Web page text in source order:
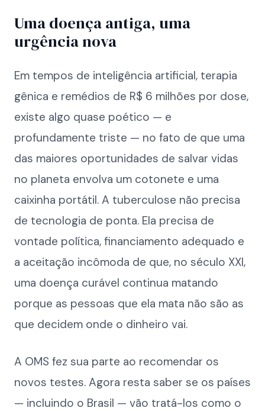
Uma doença antiga, uma
urgência nova
Em tempos de inteligência artificial, terapia
gênica e remédios de R$ 6 milhões por dose,
existe algo quase poético — e
profundamente triste — no fato de que uma
das maiores oportunidades de salvar vidas
no planeta envolva um cotonete e uma
caixinha portátil. A tuberculose não precisa
de tecnologia de ponta. Ela precisa de
vontade política, financiamento adequado e
a aceitação incômoda de que, no século XXI,
uma doença curável continua matando
porque as pessoas que ela mata não são as
que decidem onde o dinheiro vai.
A OMS fez sua parte ao recomendar os
novos testes. Agora resta saber se os países
— incluindo o Brasil — vão tratá-los como o